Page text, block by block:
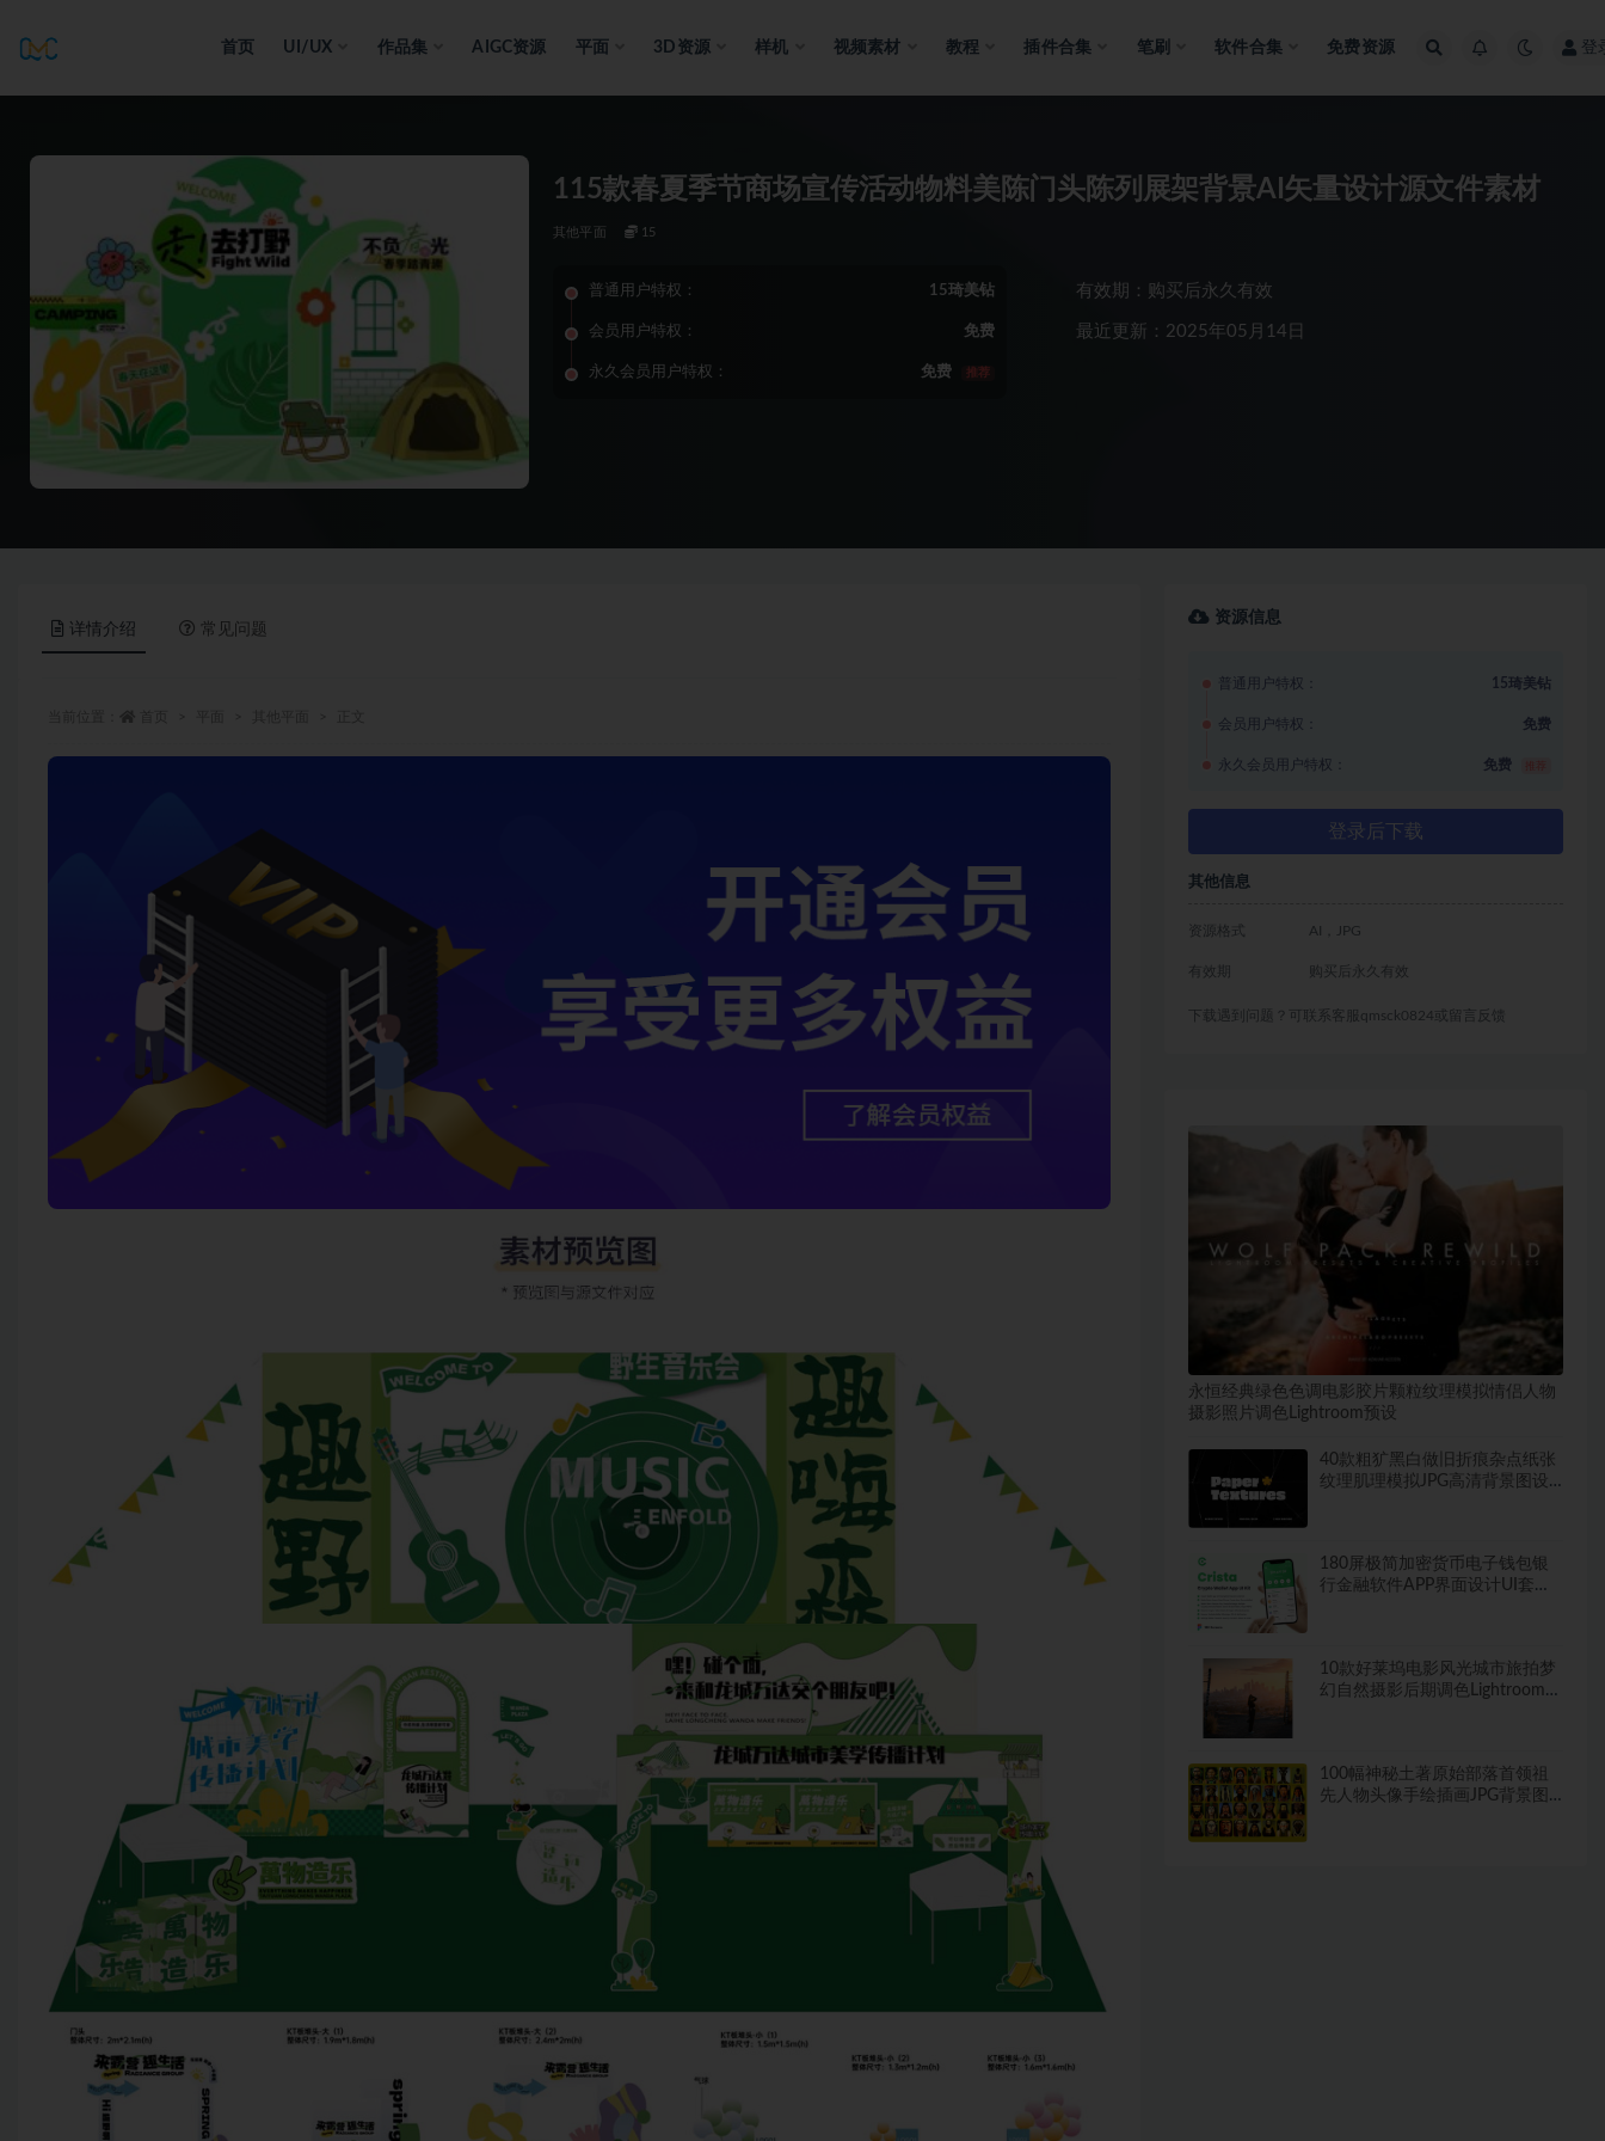
首页 UI/UX 作品集 AIGC资源 平面 3D资源 样机 视频素材 教程 插件合集 笔刷 软件合集 免费资源 登
115款春夏季节商场宣传活动物料美陈门头陈列展架背景AI矢量设计源文件素材
其他平面 15
普通用户特权： 15琦美钻
会员用户特权： 免费
永久会员用户特权： 免费 推荐
有效期：购买后永久有效
最近更新：2025年05月14日
详情介绍 常见问题
资源信息
普通用户特权： 15琦美钻
会员用户特权： 免费
永久会员用户特权： 免费
登录后下载
其他信息
资源格式 AI，JPG
有效期 购买后永久有效
下载遇到问题？可联系客服qmsck0824或留言反馈
永恒经典绿色色调电影胶片颗粒纹理模拟情侣人物
摄影照片调色Lightroom预设
40款粗犷黑白做旧折痕杂点纸张
纹理肌理模拟JPG高清背景图设
180屏极简加密货币电子钱包银
行金融软件APP界面设计UI套件
10款好莱坞电影风光城市旅拍梦
幻自然摄影后期调色Lightroom预
100幅神秘土著原始部落首领祖
先人物头像手绘插画JPG背景图